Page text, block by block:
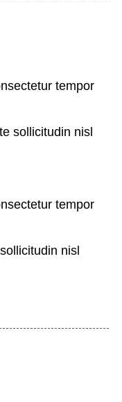
tempor
sollicitudin nisl
tempor
nisl